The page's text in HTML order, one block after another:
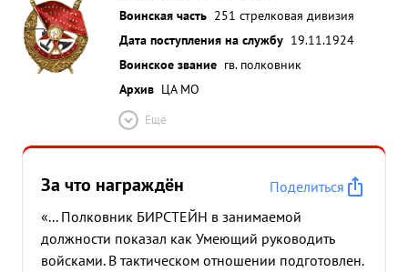
Воинская часть 251 стрелковая дивизия
Дата поступления на службу 19.11.1924
Воинское звание гв. полковник
Архив ЦА МО
Ещё
За что награждён
Поделиться
«... Полковник БИРСТЕЙН в занимаемой
должности показал как Умеющий руководить
войсками. В тактическом отношении подготовлен.